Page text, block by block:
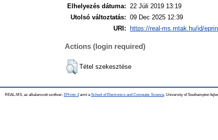
Elhelyezés dátuma: 22 Júli 2019 13:19
Utolsó változtatás: 09 Dec 2025 12:39
URI:
https://real-ms.mtak.hu/id/
Actions (login required)
Tétel szekesztése
REAL-MS, az alkalamzott szoftver: EPrints 3amit a School of Electronics and Computer Science , University of Southampton